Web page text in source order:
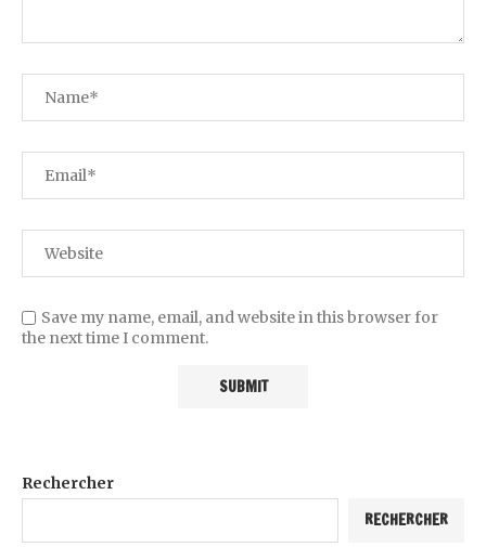
Save my name, email, and website in this browser for
the next time I comment.
Rechercher
RECHERCHER